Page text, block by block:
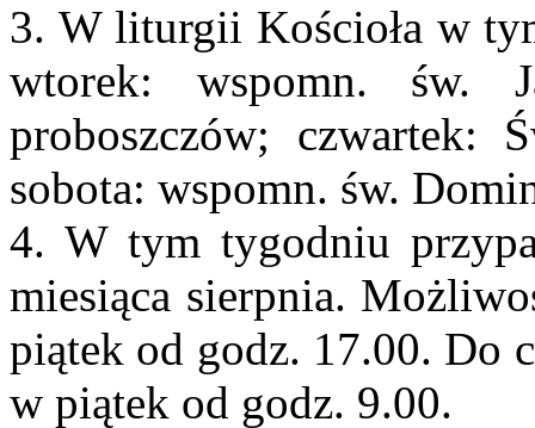
3. W liturgii Kościoła w
wtorek: wspomn. św.
proboszczów; czwartek:
sobota: wspomn. św.
4. W tym tygodniu
miesiąca sierpnia.
piątek od godz. 17.00. Do
w piątek od godz. 9.00.